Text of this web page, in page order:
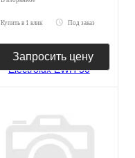
Купить в 1 клик Под заказ
Запросить цену